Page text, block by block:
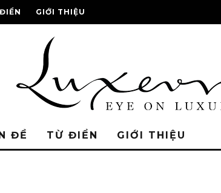
GIỚI THIỆU
ĐỀ TỪ ĐIỂN GIỚI THIỆU